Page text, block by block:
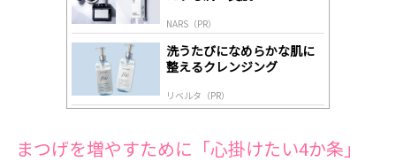
NARS（PR）
洗うたびになめらかな肌に
整えるクレンジング
リベルタ（PR）
まつげを増やすために「心掛けたい4か条」